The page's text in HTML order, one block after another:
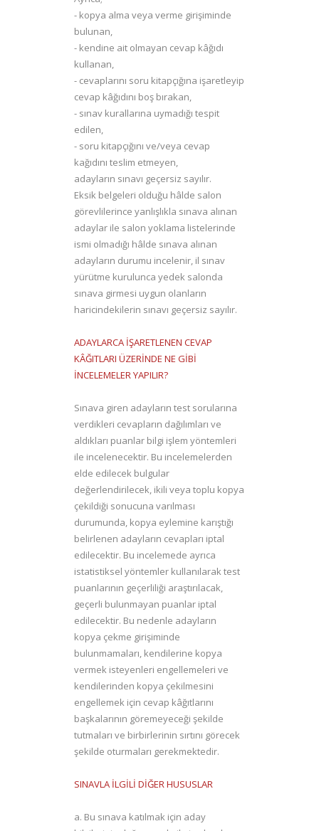
- kopya alma veya verme girişiminde
bulunan,
- kendine ait olmayan cevap kâğıdı
kullanan,
- cevaplarını soru kitapçığına işaretleyip
cevap kâğıdını boş bırakan,
- sınav kurallarına uymadığı tespit
edilen,
- soru kitapçığını ve/veya cevap
kağıdını teslim etmeyen,
adayların sınavı geçersiz sayılır.
Eksik belgeleri olduğu hâlde salon
görevlilerince yanlışlıkla sınava alınan
adaylar ile salon yoklama listelerinde
ismi olmadığı hâlde sınava alınan
adayların durumu incelenir, il sınav
yürütme kurulunca yedek salonda
sınava girmesi uygun olanların
haricindekilerin sınavı geçersiz sayılır.
ADAYLARCA İŞARETLENEN CEVAP
KÂĞITLARI ÜZERİNDE NE GİBİ
İNCELEMELER YAPILIR?
Sınava giren adayların test sorularına
verdikleri cevapların dağılımları ve
aldıkları puanlar bilgi işlem yöntemleri
ile incelenecektir. Bu incelemelerden
elde edilecek bulgular
değerlendirilecek, ikili veya toplu kopya
çekildiği sonucuna varılması
durumunda, kopya eylemine karıştığı
belirlenen adayların cevapları iptal
edilecektir. Bu incelemede ayrıca
istatistiksel yöntemler kullanılarak test
puanlarının geçerliliği araştırılacak,
geçerli bulunmayan puanlar iptal
edilecektir. Bu nedenle adayların
kopya çekme girişiminde
bulunmamaları, kendilerine kopya
vermek isteyenleri engellemeleri ve
kendilerinden kopya çekilmesini
engellemek için cevap kâğıtlarını
başkalarının göremeyeceği şekilde
tutmaları ve birbirlerinin sırtını görecek
şekilde oturmaları gerekmektedir.
SINAVLA İLGİLİ DİĞER HUSUSLAR
a. Bu sınava katılmak için aday